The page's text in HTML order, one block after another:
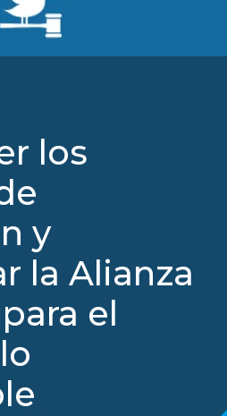
los
y
la Alianza
el